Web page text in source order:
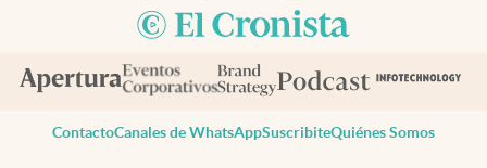
ContactoCanales de WhatsAppSuscribiteQuiénes Somos